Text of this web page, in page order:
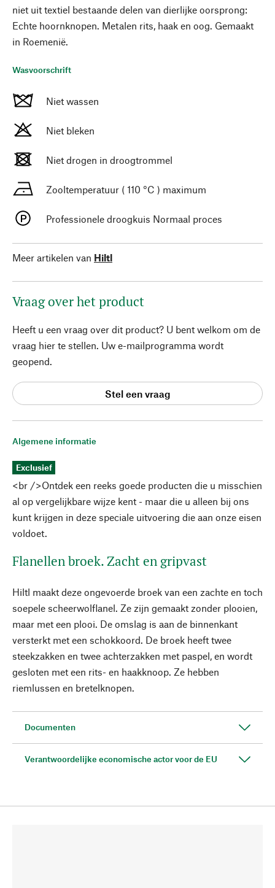
Algemene informatie
Exclusief
<br />Ontdek een reeks goede producten die u misschien
al op vergelijkbare wijze kent - maar die u alleen bij ons
kunt krijgen in deze speciale uitvoering die aan onze eisen
voldoet.
Flanellen broek. Zacht en gripvast
Hiltl maakt deze ongevoerde broek van een zachte en toch
soepele scheerwolflanel. Ze zijn gemaakt zonder plooien,
maar met een plooi. De omslag is aan de binnenkant
versterkt met een schokkoord. De broek heeft twee
steekzakken en twee achterzakken met paspel, en wordt
gesloten met een rits- en haakknoop. Ze hebben
riemlussen en bretelknopen.
Documenten
Verantwoordelijke economische actor voor de EU
niet uit textiel bestaande delen van dierlijke oorsprong:
Echte hoornknopen. Metalen rits, haak en oog. Gemaakt
in Roemenië.
Wasvoorschrift
Niet wassen
Niet bleken
Niet drogen in droogtrommel
Zooltemperatuur ( 110 °C ) maximum
Professionele droogkuis Normaal proces
Meer artikelen van Hiltl
Vraag over het product
Heeft u een vraag over dit product? U bent welkom om de
vraag hier te stellen. Uw e-mailprogramma wordt
geopend.
Stel een vraag